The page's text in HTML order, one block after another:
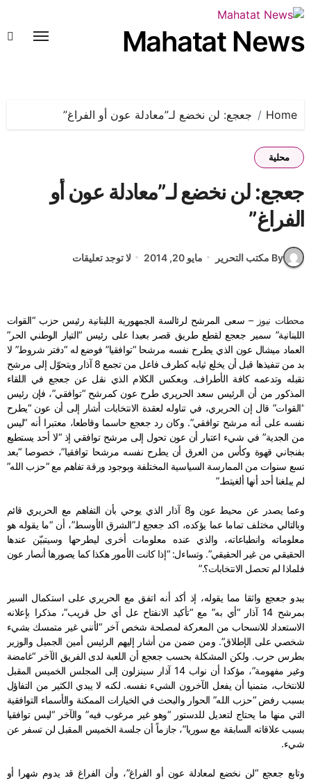
التجاوز
إلى
المحتوى
Mahatat News
Home جعجع: لن نخضع لـ”معادلة عون أو الفراغ”
محلية
جعجع: لن نخضع لـ”معادلة عون أو
الفراغ”
By مكتب التحرير مايو 20, 2014 لا توجد تعليقات
محطات نيوز – سعى المرشح لرئالسة الجمهورية اللبنانية رئيس حزب “القوات
اللبنانية” سمير جعجع لقطع طريق قصر بعبدا على رئيس “التيار الوطني الحر”
العماد ميشال عون الذي يطرح نفسه مرشحا “توافقيا” فوضع له “دفتر شروط” لا
بد من تنفيذها قبل أن يخلع ثيابه كطرف فاعل من تجمع 8 آذار ويتحوّل إلى مرشح
تقبله وتدعمه كافة الأطراف. وبعكس الكلام الذي نقل عن جعجع في اللقاء
المذكور من أن الرئيس سعد الحريري طرح عون كمرشح “توافقي”، فإن رئيس
“القوات” قال إن الحريري، في تناوله لعقدة الانتخابات أشار إلى أن عون “يطرح
نفسه على أنه مرشح توافقي”. وكان رد جعجع حاسما وقاطعا، معتبرا أنه “ليس
من الجدية” في شيء اعتبار أن عون تحول إلى مرشح توافقي إذ “لا أحد يستطيع
بفنجاني قهوة وكأس من العرق أن يطرح نفسه مرشحا توافقيا”، خصوصا “بعد
تسع سنوات من الممارسة السياسية المختلفة وبوجود ورقة تفاهم مع “حزب الله”
لم يبلغنا أحد أنها ألغيتط.”
وعما يصدر عن محيط عون و8 آذار الذي يوحي بأن التفاهم مع الحريري قائم
وبالتالي مختلف تماما عما يؤكده، اكد جعجع لـ”الشرق الأوسط”، أن “ما يقوله هو
معلوماته وانطباعاته، والذي عنده معلومات أخرى ليطرحها وسيتبيّن عندها
الحقيقي من غير الحقيقي”. وتساءل: “إذا كانت الأمور هكذا كما يصورها أنصار عون
فلماذا لم تحصل الانتخابات؟.”
يبدو جعجع واثقا مما يقوله، إذ أكد أنه اتفق مع الحريري على استكمال السير
بمرشح 14 آذار “أي به” مع “تأكيد الانفتاح عل أي حل قريب”، مذكرا بإعلانه
الاستعداد للانسحاب من المعركة لمصلحة شخص آخر “لأنني غير متمسك بشيء
شخصي على الإطلاق”. ومن ضمن من أشار إليهم الرئيس أمين الجميل والوزير
بطرس حرب. ولكن المشكلة بحسب جعجع أن اللعبة لدى الفريق الآخر “غامضة
وغير مفهومة”، مؤكدا أن نواب 14 آذار سينزلون إلى المجلس الخميس المقبل
للانتخاب، متمنيا أن يفعل الآخرون الشيء نفسه. لكنه لا يبدي الكثير من التفاؤل
بسبب رفض “حزب الله” الحوار والبحث في الخيارات الممكنة والأسماء التوافقية
التي منها ما يحتاج لتعديل للدستور “وهو غير مرغوب فيه” والآخر “ليس توافقيا
بسبب علاقاته السابقة مع سوريا”، جازماً أن جلسة الخميس المقبل لن تسفر عن
شيء.
وتابع جعجع “لن نخضع لمعادلة عون أو الفراغ”، وأن الفراغ قد يدوم شهرا أو